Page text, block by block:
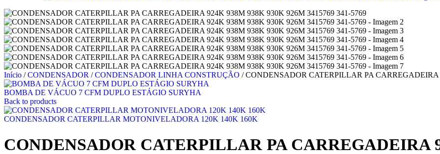
Início / CONDENSADOR / CONDENSADOR LINHA CONSTRUÇÃO / CONDENSADOR CATERPILLAR PA CARREGADEIRA
BOMBA DE VÁCUO 7 CFM DUPLO ESTÁGIO SURYHA
Back to products
CONDENSADOR CATERPILLAR MOTONIVELADORA 120K 140K 160K
CONDENSADOR CATERPILLAR PA CARREGADEIRA